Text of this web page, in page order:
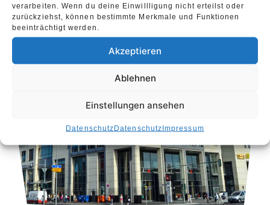
verarbeiten. Wenn du deine Einwillligung nicht erteilst oder
zurückziehst, können bestimmte Merkmale und Funktionen
beeinträchtigt werden.
Akzeptieren
Ablehnen
Einstellungen ansehen
DatenschutzDatenschutzImpressum